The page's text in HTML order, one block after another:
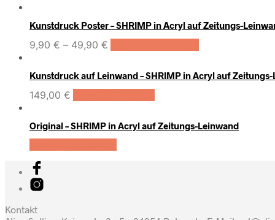
Kunstdruck Poster – SHRIMP in Acryl auf Zeitungs-
9,90 € – 49,90 €
Kunstdruck auf Leinwand – SHRIMP in Acryl auf
149,00 €
Original – SHRIMP in Acryl auf Zeitungs-Leinwand
Kontakt